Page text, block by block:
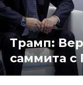
Трамп:
саммита